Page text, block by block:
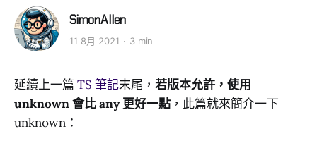
SimonAllen
11 8月 2021 3 min
延續上一篇TS 筆記末尾， 若版本允許，使用
unknown 會比 any 更好一點 ，此篇就來簡介一下
unknown：